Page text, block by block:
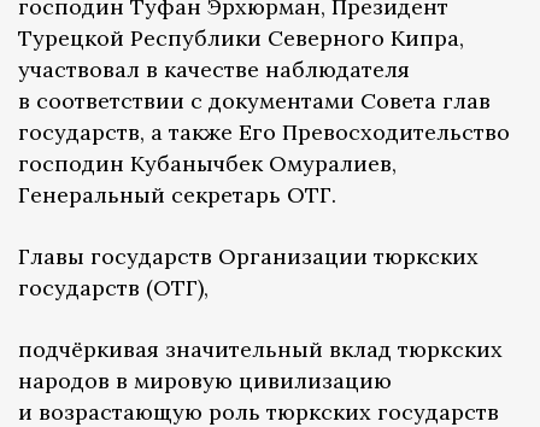
господин Туфан Эрхюрман, Президент
Турецкой Республики Северного Кипра,
участвовал в качестве наблюдателя
в соответствии с документами Совета глав
государств, а также Его Превосходительство
господин Кубанычбек Омуралиев,
Генеральный секретарь ОТГ.
Главы государств Организации тюркских
государств (ОТГ),
подчёркивая значительный вклад тюркских
народов в мировую цивилизацию
и возрастающую роль тюркских государств